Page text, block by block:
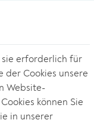
sie erforderlich für
Cookies unsere
Website-
können Sie
in unserer